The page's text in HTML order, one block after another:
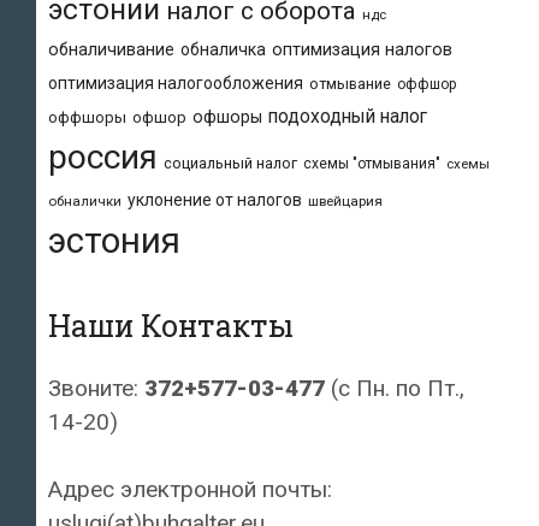
эстонии налог с оборота ндс
обналичивание обналичка оптимизация налогов
оптимизация налогообложения отмывание оффшор
оффшоры офшор офшоры подоходный налог
россия социальный налог схемы "отмывания" схемы
обналички уклонение от налогов швейцария
эстония
Наши Контакты
Звоните: 372+577-03-477 (с Пн. по Пт.,
14-20)
Адрес электронной почты: